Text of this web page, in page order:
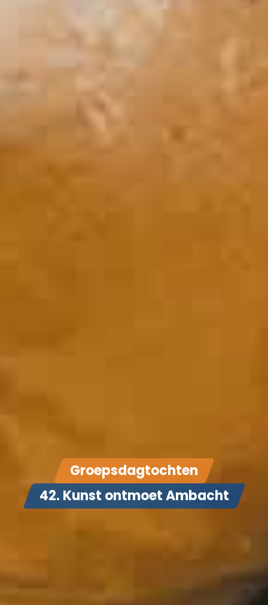
Groepsdagtochten
42. Kunst ontmoet Ambacht